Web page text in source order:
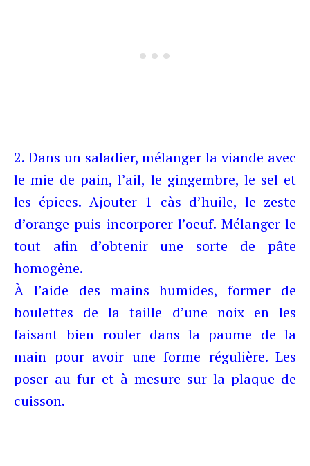
2. Dans un saladier, mélanger la viande avec
le mie de pain, l’ail, le gingembre, le sel et
les épices. Ajouter 1 càs d’huile, le zeste
d’orange puis incorporer l’oeuf. Mélanger le
tout afin d’obtenir une sorte de pâte
homogène.
À l’aide des mains humides, former de
boulettes de la taille d’une noix en les
faisant bien rouler dans la paume de la
main pour avoir une forme régulière. Les
poser au fur et à mesure sur la plaque de
cuisson.